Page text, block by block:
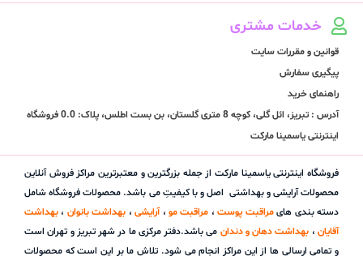
خدمات مشتری
قوانین و مقررات سایت
پیگیری سفارش
راهنمای خرید
آدرس : تبریز، ائل گلی، کوچه 8 متری گلستان، بن بست اطلس، پلاک: 0.0 فروشگاه
اینترنتی یاسمینا مارکت
فروشگاه اینترنتی یاسمینا مارکت از جمله بزرگترین و معتبرترین مراکز فروش آنلاین
محصولات آرایشی و بهداشتی اصل و با کیفیتِ می باشد. محصولات فروشگاه شامل
دسته بندی هایمراقبت پوست، مراقبت مو،آرایشی، بهداشت بانوان ، بهداشت
آقایان، بهداشت دهان و دندان می باشد.دفتر مرکزی ما در شهر تبریز و تهران است
و تمامی ارسالی ها از این مراکز انجام می شود. تلاش ما بر این است که محصولات